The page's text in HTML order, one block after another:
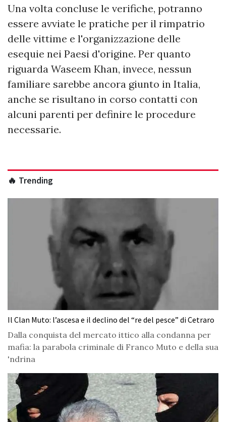
Una volta concluse le verifiche, potranno
essere avviate le pratiche per il rimpatrio
delle vittime e l'organizzazione delle
esequie nei Paesi d'origine. Per quanto
riguarda Waseem Khan, invece, nessun
familiare sarebbe ancora giunto in Italia,
anche se risultano in corso contatti con
alcuni parenti per definire le procedure
necessarie.
🔥 Trending
Il Clan Muto: l’ascesa e il declino del “re del pesce” di Cetraro
Dalla conquista del mercato ittico alla condanna per
mafia: la parabola criminale di Franco Muto e della sua
'ndrina